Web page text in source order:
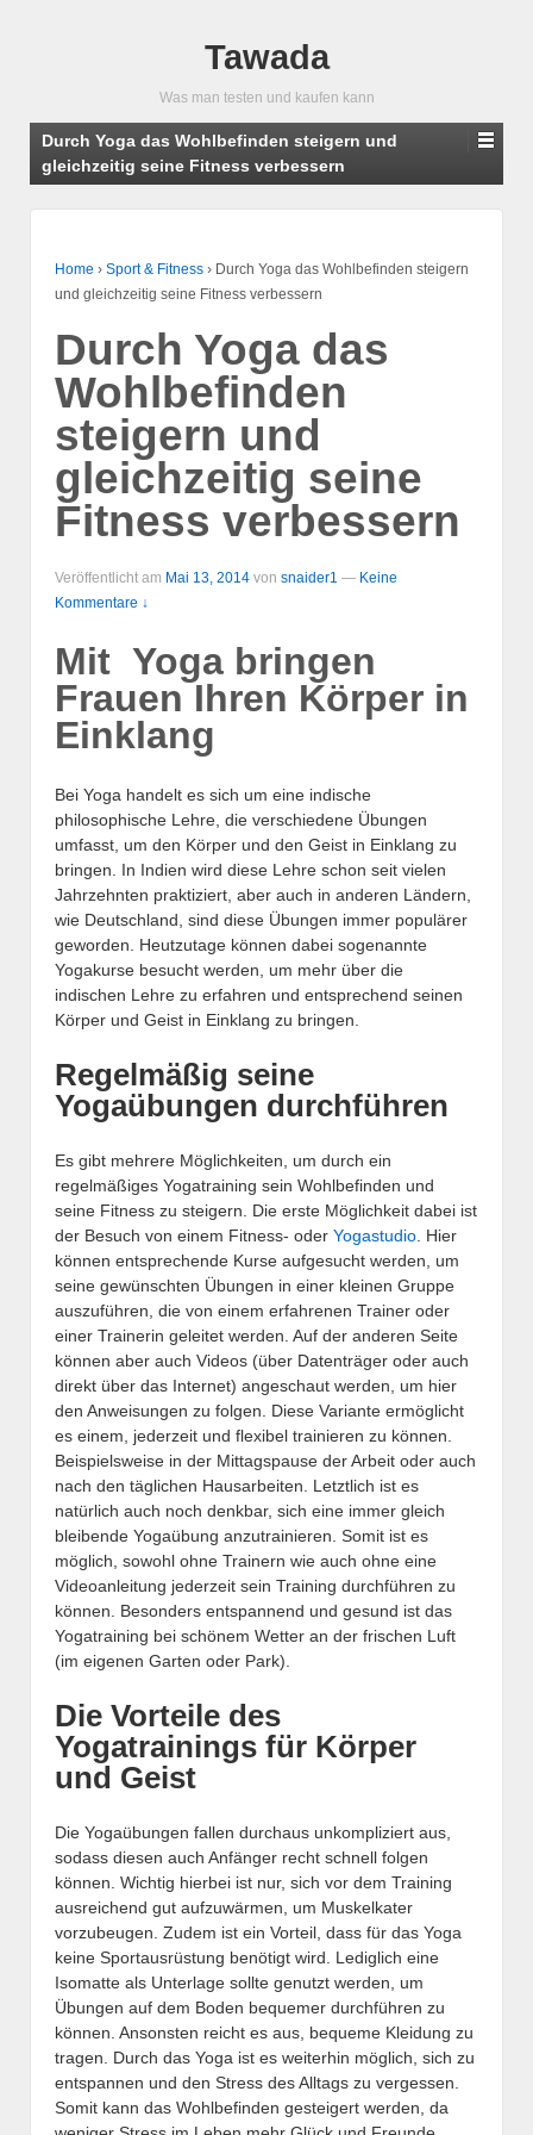
Tawada
Was man testen und kaufen kann
Durch Yoga das Wohlbefinden steigern und
gleichzeitig seine Fitness verbessern
Home › Sport & Fitness › Durch Yoga das Wohlbefinden steigern
und gleichzeitig seine Fitness verbessern
Durch Yoga das
Wohlbefinden
steigern und
gleichzeitig seine
Fitness verbessern
Veröffentlicht am Mai 13, 2014 von snaider1 — Keine
Kommentare ↓
Mit Yoga bringen
Frauen Ihren Körper in
Einklang
Bei Yoga handelt es sich um eine indische
philosophische Lehre, die verschiedene Übungen
umfasst, um den Körper und den Geist in Einklang zu
bringen. In Indien wird diese Lehre schon seit vielen
Jahrzehnten praktiziert, aber auch in anderen Ländern,
wie Deutschland, sind diese Übungen immer populärer
geworden. Heutzutage können dabei sogenannte
Yogakurse besucht werden, um mehr über die
indischen Lehre zu erfahren und entsprechend seinen
Körper und Geist in Einklang zu bringen.
Regelmäßig seine
Yogaübungen durchführen
Es gibt mehrere Möglichkeiten, um durch ein
regelmäßiges Yogatraining sein Wohlbefinden und
seine Fitness zu steigern. Die erste Möglichkeit dabei ist
der Besuch von einem Fitness- oder Yogastudio . Hier
können entsprechende Kurse aufgesucht werden, um
seine gewünschten Übungen in einer kleinen Gruppe
auszuführen, die von einem erfahrenen Trainer oder
einer Trainerin geleitet werden. Auf der anderen Seite
können aber auch Videos (über Datenträger oder auch
direkt über das Internet) angeschaut werden, um hier
den Anweisungen zu folgen. Diese Variante ermöglicht
es einem, jederzeit und flexibel trainieren zu können.
Beispielsweise in der Mittagspause der Arbeit oder auch
nach den täglichen Hausarbeiten. Letztlich ist es
natürlich auch noch denkbar, sich eine immer gleich
bleibende Yogaübung anzutrainieren. Somit ist es
möglich, sowohl ohne Trainern wie auch ohne eine
Videoanleitung jederzeit sein Training durchführen zu
können. Besonders entspannend und gesund ist das
Yogatraining bei schönem Wetter an der frischen Luft
(im eigenen Garten oder Park).
Die Vorteile des
Yogatrainings für Körper
und Geist
Die Yogaübungen fallen durchaus unkompliziert aus,
sodass diesen auch Anfänger recht schnell folgen
können. Wichtig hierbei ist nur, sich vor dem Training
ausreichend gut aufzuwärmen, um Muskelkater
vorzubeugen. Zudem ist ein Vorteil, dass für das Yoga
keine Sportausrüstung benötigt wird. Lediglich eine
Isomatte als Unterlage sollte genutzt werden, um
Übungen auf dem Boden bequemer durchführen zu
können. Ansonsten reicht es aus, bequeme Kleidung zu
tragen. Durch das Yoga ist es weiterhin möglich, sich zu
entspannen und den Stress des Alltags zu vergessen.
Somit kann das Wohlbefinden gesteigert werden, da